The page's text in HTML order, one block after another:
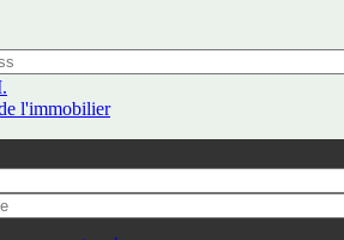
l'immobilier
ajoutés